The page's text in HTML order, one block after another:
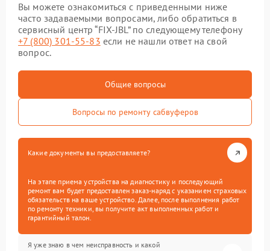
Вы можете ознакомиться с приведенными ниже
часто задаваемыми вопросами, либо обратиться в
сервисный центр “FIX-JBL” по следующему телефону
+7 (800) 301-55-83 если не нашли ответ на свой
вопрос.
Общие вопросы
Вопросы по ремонту сабвуферов
Какие документы вы предоставляете?
На этапе приема устройства на диагностику и последующий
ремонт вам будет предоставлен заказ-наряд с указанием страховых
обязательств на ваше устройство. Далее, после выполнения работ
по ремонту техники, вы получите акт выполненных работ и
гарантийный талон.
Я уже знаю в чем неисправность и какой